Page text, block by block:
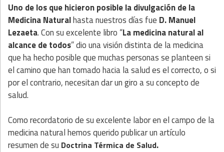
Uno de los que hicieron posible la divulgación de la
Medicina Naturalhasta nuestros días fue D. Manuel
Lezaeta. Con su excelente libro “La medicina natural al
alcance de todos” dio una visión distinta de la medicina
que ha hecho posible que muchas personas se planteen si
el camino que han tomado hacia la salud es el correcto, o si
por el contrario, necesitan dar un giro a su concepto de
salud.
Como recordatorio de su excelente labor en el campo de la
medicina natural hemos querido publicar un artículo
resumen de su Doctrina Térmica de Salud.